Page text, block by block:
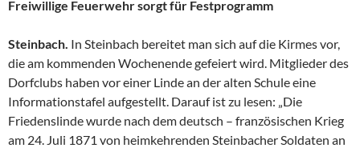
Freiwillige Feuerwehr sorgt für Festprogramm
Steinbach. In Steinbach bereitet man sich auf die Kirmes vor,
die am kommenden Wochenende gefeiert wird. Mitglieder des
Dorfclubs haben vor einer Linde an der alten Schule eine
Informationstafel aufgestellt. Darauf ist zu lesen: „Die
Friedenslinde wurde nach dem deutsch – französischen Krieg
am 24. Juli 1871 von heimkehrenden Steinbacher Soldaten an